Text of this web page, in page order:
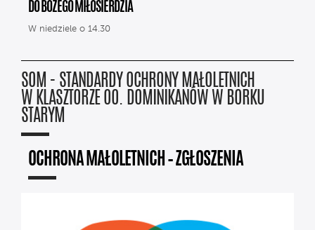
DO BOŻEGO MIŁOSIERDZIA
W niedziele o 14.30
SOM - STANDARDY OCHRONY MAŁOLETNICH
W KLASZTORZE OO. DOMINIKANÓW W BORKU
STARYM
OCHRONA MAŁOLETNICH – ZGŁOSZENIA